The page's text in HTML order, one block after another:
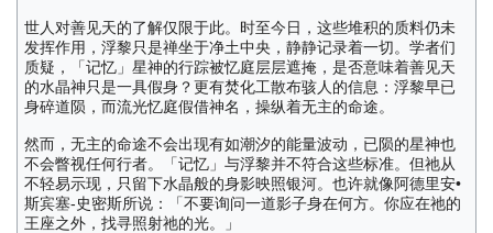
世人对善见天的了解仅限于此。时至今日，这些堆积的质料仍未
发挥作用，浮黎只是禅坐于净土中央，静静记录着一切。学者们
质疑，「记忆」星神的行踪被忆庭层层遮掩，是否意味着善见天
的水晶神只是一具假身？更有焚化工散布骇人的信息：浮黎早已
身碎道陨，而流光忆庭假借神名，操纵着无主的命途。
然而，无主的命途不会出现有如潮汐的能量波动，已陨的星神也
不会瞥视任何行者。「记忆」与浮黎并不符合这些标准。但祂从
不轻易示现，只留下水晶般的身影映照银河。也许就像阿德里安•
斯宾塞-史密斯所说：「不要询问一道影子身在何方。你应在祂的
王座之外，找寻照射祂的光。」